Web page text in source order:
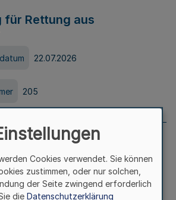
für Rettung aus
22.07.2026
205
Nr. 204 vom
Cookies verwendet. Sie können
zustimmen, oder nur solchen,
der Seite zwingend erforderlich
die Datenschutzerklärung